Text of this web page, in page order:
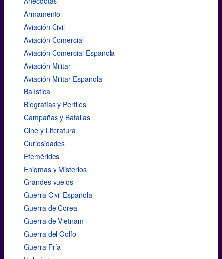
Armamento
Aviación Civil
Aviación Comercial
Aviación Comercial Española
Aviación Militar
Aviación Militar Española
Balística
Biografías y Perfiles
Campañas y Batallas
Cine y Literatura
Curiosidades
Efemérides
Enigmas y Misterios
Grandes vuelos
Guerra Civil Española
Guerra de Corea
Guerra de Vietnam
Guerra del Golfo
Guerra Fría